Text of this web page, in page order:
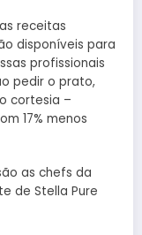
receitas
disponíveis para
profissionais
pedir o prato,
cortesia –
17% menos
as chefs da
de Stella Pure